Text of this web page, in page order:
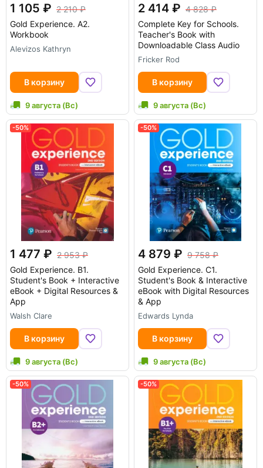
1 105
2 210
Gold Experience. A2.
Workbook
Alevizos Kathryn
В корзину
9 августа (Вс)
2 414
4 828
Complete Key for Schools.
Teacher's Book with
Downloadable Class Audio
Fricker Rod
В корзину
9 августа (Вс)
-50%
1 477
2 953
Gold Experience. B1.
Student's Book + Interactive
eBook + Digital Resources &
App
Walsh Clare
В корзину
9 августа (Вс)
-50%
4 879
9 758
Gold Experience. C1.
Student's Book & Interactive
eBook with Digital Resources
& App
Edwards Lynda
В корзину
9 августа (Вс)
-50% -50%